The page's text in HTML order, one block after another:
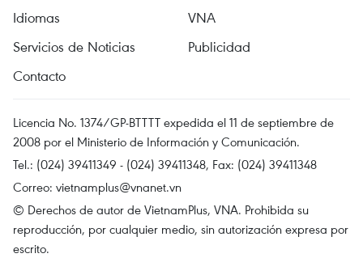
Idiomas
VNA
Servicios de Noticias
Publicidad
Contacto
Licencia No. 1374/GP-BTTTT expedida el 11 de septiembre de
2008 por el Ministerio de Información y Comunicación.
Tel.: (024) 39411349 - (024) 39411348, Fax: (024) 39411348
Correo: vietnamplus@vnanet.vn
© Derechos de autor de VietnamPlus, VNA. Prohibida su
reproducción, por cualquier medio, sin autorización expresa por
escrito.